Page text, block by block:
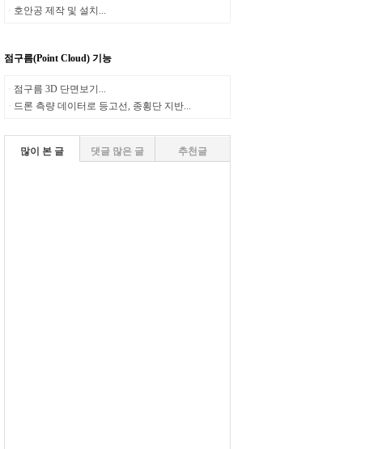
ㆍ 호안공 제작 및 설치...
점구름(Point Cloud) 기능
ㆍ 점구름 3D 단면보기...
ㆍ 드론 측량 데이터로 등고선, 종횡단 지반...
많이 본 글 댓글 많은 글 추천글